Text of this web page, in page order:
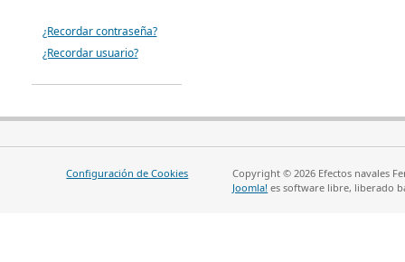
¿Recordar contraseña?
¿Recordar usuario?
Configuración de Cookies
Copyright © 2026 Efectos navales
Joomla! es software libre, liberado